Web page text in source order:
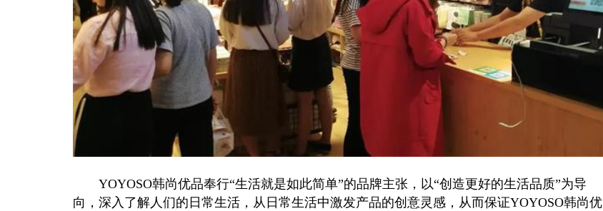
YOYOSO韩尚优品奉行“生活就是如此简单”的品牌主张，以“创造更好的生活品质”为导
向，深入了解人们的日常生活，从日常生活中激发产品的创意灵感，从而保证YOYOSO韩尚优